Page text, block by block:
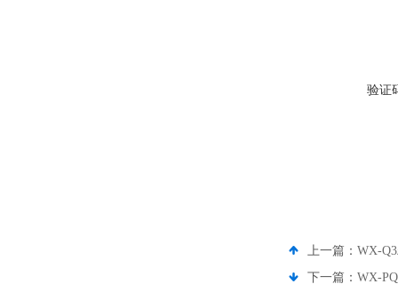
验证
上一篇： WX-
下一篇： WX-